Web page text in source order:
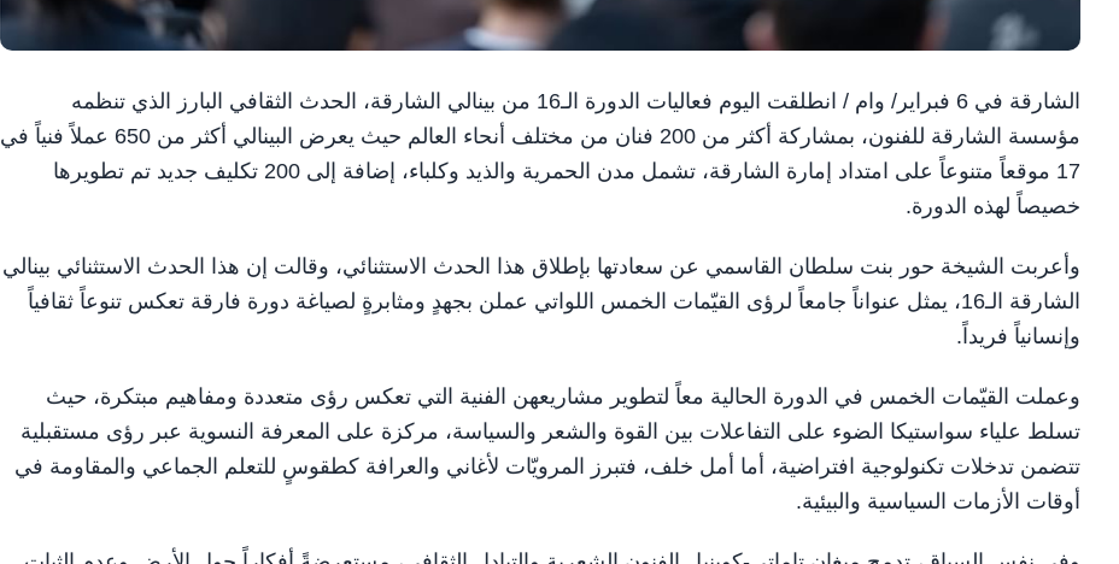
الشارقة في 6 فبراير/ وام / انطلقت اليوم فعاليات الدورة الـ16 من بينالي الشارقة، الحدث الثقافي البارز الذي تنظمه
مؤسسة الشارقة للفنون، بمشاركة أكثر من 200 فنان من مختلف أنحاء العالم حيث يعرض البينالي أكثر من 650 عملاً فنياً في
17 موقعاً متنوعاً على امتداد إمارة الشارقة، تشمل مدن الحمرية والذيد وكلباء، إضافة إلى 200 تكليف جديد تم تطويرها
خصيصاً لهذه الدورة.
وأعربت الشيخة حور بنت سلطان القاسمي عن سعادتها بإطلاق هذا الحدث الاستثنائي، وقالت إن هذا الحدث الاستثنائي بينالي
الشارقة الـ16، يمثل عنواناً جامعاً لرؤى القيّمات الخمس اللواتي عملن بجهدٍ ومثابرةٍ لصياغة دورة فارقة تعكس تنوعاً ثقافياً
وإنسانياً فريداً.
وعملت القيّمات الخمس في الدورة الحالية معاً لتطوير مشاريعهن الفنية التي تعكس رؤى متعددة ومفاهيم مبتكرة، حيث
تسلط علياء سواستيكا الضوء على التفاعلات بين القوة والشعر والسياسة، مركزة على المعرفة النسوية عبر رؤى مستقبلية
تتضمن تدخلات تكنولوجية افتراضية، أما أمل خلف، فتبرز المرويّات لأغاني والعرافة كطقوسٍ للتعلم الجماعي والمقاومة في
أوقات الأزمات السياسية والبيئية.